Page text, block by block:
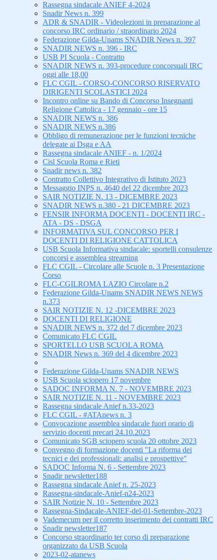
Rassegna sindacale ANIEF 4-2024
Snadir News n. 399
ADR & SNADIR - Videolezioni in preparazione al
concorso IRC ordinario / straordinario 2024
Federazione Gilda-Unams SNADIR News n. 397
SNADIR NEWS n. 396 - IRC
USB PI Scuola - Contratto
SNADIR NEWS n. 393-procedure concorsuali IRC
oggi alle 18,00
FLC CGIL - CORSO-CONCORSO RISERVATO
DIRIGENTI SCOLASTICI 2024
Incontro online su Bando di Concorso Insegnanti
Religione Cattolica - 17 gennaio - ore 15
SNADIR NEWS n. 386
SNADIR NEWS n.386
Obbligo di remunerazione per le funzioni tecniche
delegate ai Dsga e AA
Rassegna sindacale ANIEF - n. 1/2024
Cisl Scuola Roma e Rieti
Snadir news n. 382
Contratto Collettivo Integrativo di Istituto 2023
Messaggio INPS n. 4640 del 22 dicembre 2023
SAIR NOTIZIE N. 13 - DICEMBRE 2023
SNADIR NEWS n.380 - 21 DICEMBRE 2023
FENSIR INFORMA DOCENTI - DOCENTI IRC -
ATA - DS - DSGA
INFORMATIVA SUL CONCORSO PER I
DOCENTI DI RELIGIONE CATTOLICA
USB Scuola Informativa sindacale: sportelli consulenze
concorsi e assemblea streaming
FLC CGIL - Circolare alle Scuole n. 3 Presentazione
Corso
FLC-CGILROMA LAZIO Circolare n.2
Federazione Gilda-Unams SNADIR NEWS NEWS
n.373
SAIR NOTIZIE N. 12 -DICEMBRE 2023
DOCENTI DI RELIGIONE
SNADIR NEWS n. 372 del 7 dicembre 2023
Comunicato FLC CGIL
SPORTELLO USB SCUOLA ROMA
SNADIR News n. 369 del 4 dicembre 2023
Federazione Gilda-Unams SNADIR NEWS
USB Scuola sciopero 17 novembre
SADOC INFORMA N. 7 - NOVEMBRE 2023
SAIR NOTIZIE N. 11 - NOVEMBRE 2023
Rassegna sindacale Anief n.33-2023
FLC CGIL - #ATAnews n. 3
Convocazione assemblea sindacale fuori orario di
servizio docenti precari 24.10.2023
Comunicato SGB sciopero scuola 20 ottobre 2023
Convegno di formazione docenti "La riforma dei
tecnici e dei professionali: analisi e prospettive"
SADOC Informa N. 6 - Settembre 2023
Snadir newsletter188
Rassegna sindacale Anief n. 25-2023
Rassegna-sindacale-Anief-n24-2023
SAIR Notizie N. 10 - Settembre 2023
Rassegna-Sindacale-ANIEF-del-01-Settembre-2023
Vademecum per il corretto inserimento dei contratti IRC
Snadir newsletter187
Concorso straordinario ter corso di preparazione
organizzato da USB Scuola
2023-02-atanews